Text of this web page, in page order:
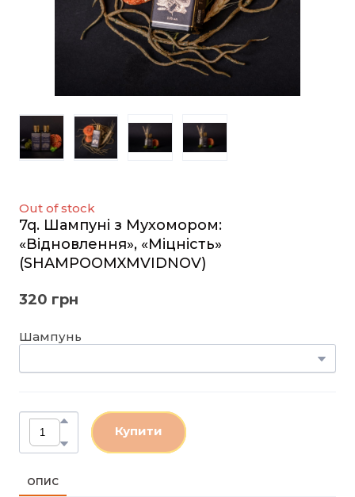
Out of stock
7q. Шампуні з Мухомором:
«Відновлення», «Міцність»
(SHAMPOOMXMVIDNOV)
320 грн
Шампунь
Купити
ОПИС